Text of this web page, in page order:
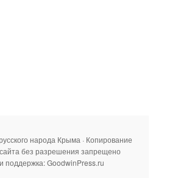
народа Крыма · Копирование
без разрешения запрещено
поддержка: GoodwinPress.ru